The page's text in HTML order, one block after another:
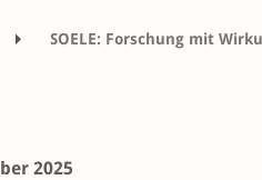
SOELE: Forschung mit
2025